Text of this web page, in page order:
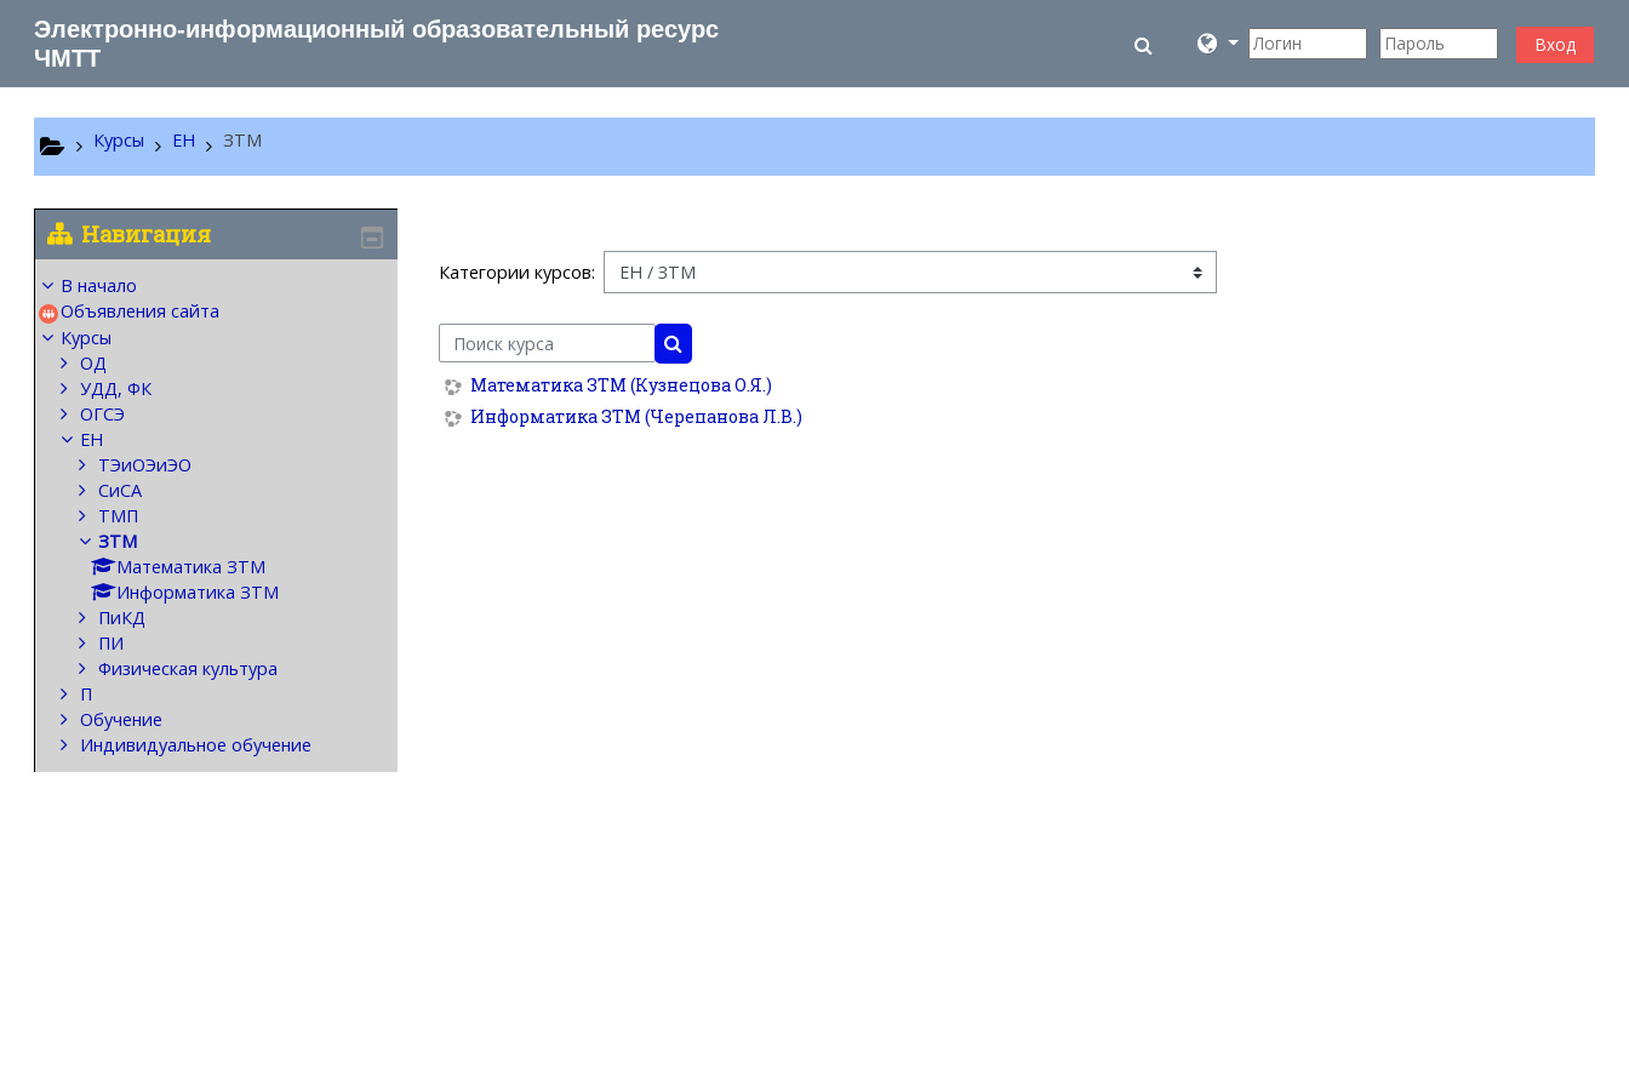
Электронно-информационный образовательный ресурс
ЧМТТ
Изменить данные поисковой строкиВход
Курсы ЕН ЗТМ
Категории курсов:
Поиск курса
Поиск курса
Математика ЗТМ (Кузнецова О.Я.)
Информатика ЗТМ (Черепанова Л.В.)
Навигация
В начало
Объявления сайта
Курсы
ОД
УДД, ФК
ОГСЭ
ЕН
ТЭиОЭиЭО
СиСА
ТМП
ЗТМ
Математика ЗТМ
Информатика ЗТМ
ПиКД
ПИ
Физическая культура
П
Обучение
Индивидуальное обучение